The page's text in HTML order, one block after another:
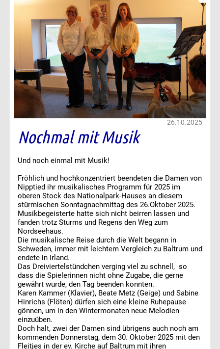
26.10.2025
Nochmal mit Musik
Und noch einmal mit Musik!
Fröhlich und hochkonzentriert beendeten die Damen von
Nipptied ihr musikalisches Programm für 2025 im
oberen Stock des Nationalpark-Hauses an diesem
stürmischen Sonntagnachmittag des 26.Oktober 2025.
Musikbegeisterte hatte sich nicht beirren lassen und
fanden trotz Sturms und Regens den Weg zum
Nordseehaus.
Die musikalische Reise durch die Welt begann in
Schweden, immer mit leichtem Vergleich zu Baltrum und
endete in Irland.
Das Dreiviertelstündchen verging viel zu schnell, so
dass die Spielerinnen nicht ohne Zugabe, die gerne
gewährt wurde, den Tag beenden konnten.
Karen Kammer (Klavier), Beate Metz (Geige) und Sabine
Hinrichs (Flöten) dürfen sich eine kleine Ruhepause
gönnen, um in den Wintermonaten neue Melodien
einzuüben.
Doch halt, zwei der Damen sind übrigens auch noch am
kommenden Donnerstag, dem 30. Oktober 2025 mit den
Fleitjes in der ev. Kirche auf Baltrum mit ihren